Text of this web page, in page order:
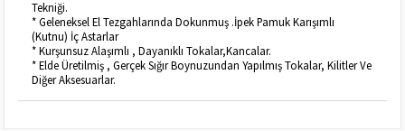
Tekniği.
* Geleneksel El Tezgahlarında Dokunmuş .İpek Pamuk Karışımlı
(Kutnu) İç Astarlar
* Kurşunsuz Alaşımlı , Dayanıklı Tokalar,Kancalar.
* Elde Üretilmiş , Gerçek Sığır Boynuzundan Yapılmış Tokalar, Kilitler Ve
Diğer Aksesuarlar.